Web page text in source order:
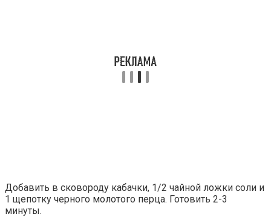
Добавить в сковороду кабачки, 1/2 чайной ложки соли и
1 щепотку черного молотого перца. Готовить 2-3
минуты.